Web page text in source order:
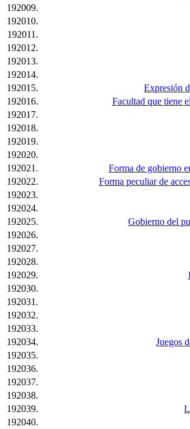
192009.
192010.
192011.
192012.
192013.
192014.
192015.
Expresión
192016.
Facultad que tiene
192017.
192018.
192019.
192020.
192021.
Forma de gobierno
192022.
Forma peculiar de
192023.
192024.
192025.
Gobierno del
192026.
192027.
192028.
192029.
192030.
192031.
192032.
192033.
192034.
Juegos
192035.
192036.
192037.
192038.
192039.
192040.